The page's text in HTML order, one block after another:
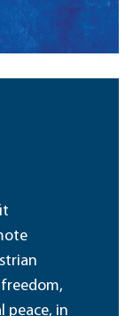
peace, in